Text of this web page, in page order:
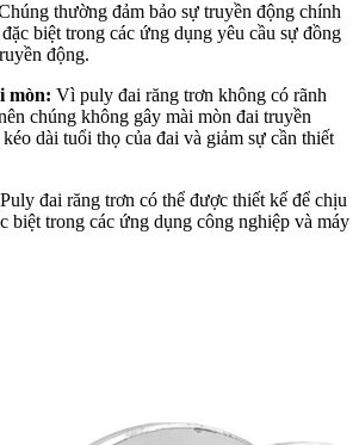
thường đảm bảo sự truyền động chính
biệt trong các ứng dụng yêu cầu sự đồng
động.
mòn: Vì puly đai răng trơn không có rãnh
chúng không gây mài mòn đai truyền
dài tuổi thọ của đai và giảm sự cần thiết
Puly đai răng trơn có thể được thiết kế để chịu
biệt trong các ứng dụng công nghiệp và máy